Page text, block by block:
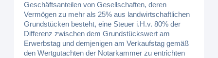
Geschäftsanteilen von Gesellschaften, deren
Vermögen zu mehr als 25% aus landwirtschaftlichen
Grundstücken besteht, eine Steuer i.H.v. 80% der
Differenz zwischen dem Grundstückswert am
Erwerbstag und demjenigen am Verkaufstag gemäß
den Wertgutachten der Notarkammer zu entrichten